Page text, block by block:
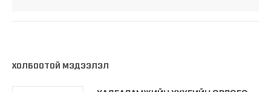
ХОЛБООТОЙ МЭДЭЭЛЭЛ